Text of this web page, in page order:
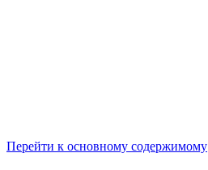
Перейти к основному содержимому